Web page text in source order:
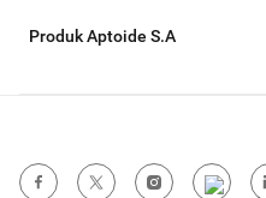
Produk Aptoide S.A